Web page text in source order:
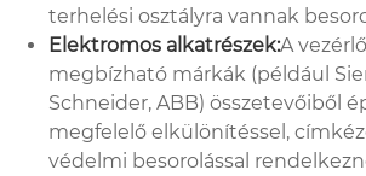
terhelési osztályra vannak
Elektromos alkatrészek:A
megbízható márkák (például
Schneider, ABB) összetevőiből
megfelelő elkülönítéssel,
védelmi besorolással